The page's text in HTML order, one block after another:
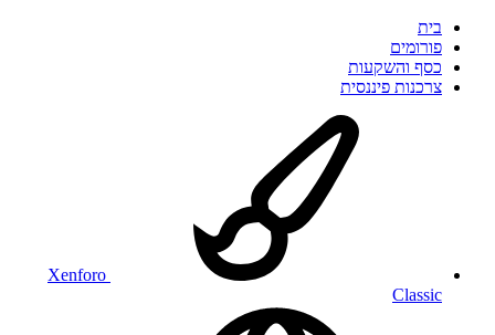
בית
פורומים
כסף והשקעות
צרכנות פיננסית
Xenforo
Classic